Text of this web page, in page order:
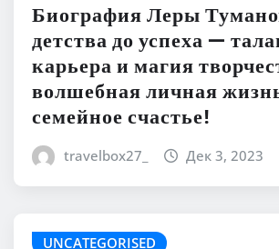
Биография Леры
детства до успеха —
карьера и магия
волшебная личная
семейное счастье!
travelbox27_ Дек 3, 2023
UNCATEGORISED